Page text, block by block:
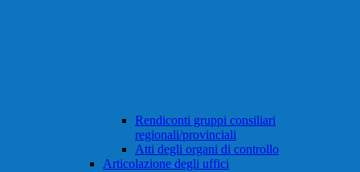
Rendiconti gruppi consiliari
regionali/provinciali
Atti degli organi di controllo
Articolazione degli uffici